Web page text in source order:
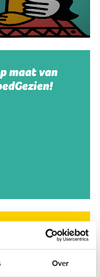
Over
maat van
om de
met deze leuke